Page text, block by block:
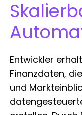
Entwickler
Finanzdaten,
und